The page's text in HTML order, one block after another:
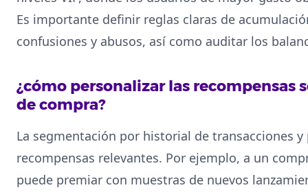
Es importante definir reglas claras de
confusiones y abusos, así como auditar los
¿cómo personalizar las
de compra?
La segmentación por historial de transacciones
recompensas relevantes. Por ejemplo, a un
puede premiar con muestras de nuevos